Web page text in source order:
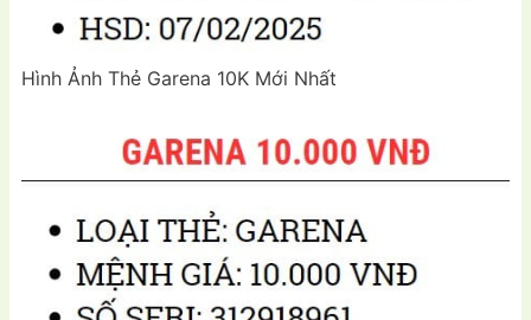
Hình Ảnh Thẻ Garena 10K Mới Nhất